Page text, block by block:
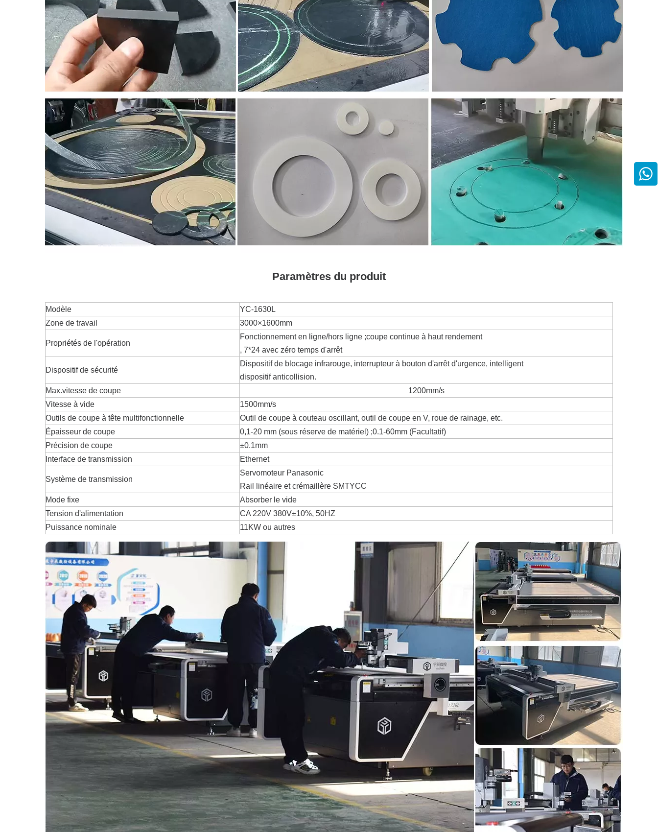
Paramètres du produit
Modèle
YC-1630L
Zone de travail
3000×1600mm
Propriétés de l'opération
Fonctionnement en ligne/hors ligne ;coupe continue à haut rendement
, 7*24 avec zéro temps d'arrêt
Dispositif de sécurité
Dispositif de blocage infrarouge, interrupteur à bouton d'arrêt d'urgence, intelligent
dispositif anticollision.
Max.vitesse de coupe
1200mm/s
Vitesse à vide
1500mm/s
Outils de coupe à tête multifonctionnelle
Outil de coupe à couteau oscillant, outil de coupe en V, roue de rainage, etc.
Épaisseur de coupe
0,1-20 mm (sous réserve de matériel) ;0.1-60mm (Facultatif)
Précision de coupe
±0.1mm
Interface de transmission
Ethernet
Système de transmission
Servomoteur Panasonic
Rail linéaire et crémaillère SMTYCC
Mode fixe
Absorber le vide
Tension d'alimentation
CA 220V 380V±10%, 50HZ
Puissance nominale
11KW ou autres